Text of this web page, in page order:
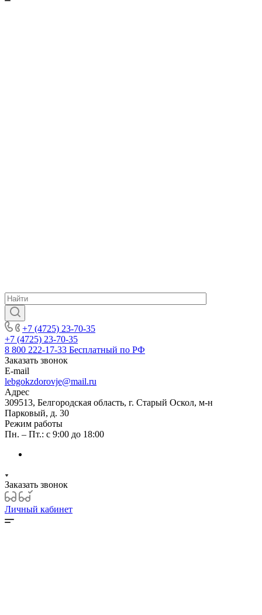
+7 (4725) 23-70-35
+7 (4725) 23-70-35
8 800 222-17-33 Бесплатный по РФ
Заказать звонок
E-mail
lebgokzdorovje@mail.ru
Адрес
309513, Белгородская область, г. Старый Оскол, м-н
Парковый, д. 30
Режим работы
Пн. – Пт.: с 9:00 до 18:00
Заказать звонок
Личный кабинет